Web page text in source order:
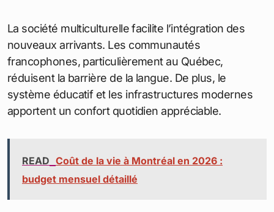
La société multiculturelle facilite l’intégration des
nouveaux arrivants. Les communautés
francophones, particulièrement au Québec,
réduisent la barrière de la langue. De plus, le
système éducatif et les infrastructures modernes
apportent un confort quotidien appréciable.
READ Coût de la vie à Montréal en 2026 :
budget mensuel détaillé